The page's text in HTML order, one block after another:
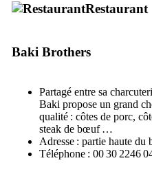
Restaurant
Baki Brothers
Partagé entre sa
Baki propose un grand
qualité : côtes de porc,
steak de bœuf …
Adresse : partie haute du
Téléphone : 00 30 2246